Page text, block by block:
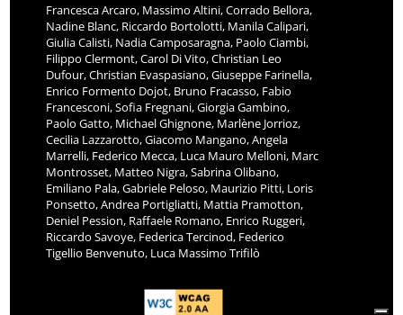
Francesca Arcaro, Massimo Altini, Corrado Bellora,
Nadine Blanc, Riccardo Bortolotti, Manila Calipari,
Giulia Calisti, Nadia Camposaragna, Paolo Ciambi,
Filippo Clermont, Carol Di Vito, Christian Leo
Dufour, Christian Evaspasiano, Giuseppe Farinella,
Enrico Formento Dojot, Bruno Fracasso, Fabio
Francesconi, Sofia Fregnani, Giorgia Gambino,
Paolo Gatto, Michael Ghignone, Marlène Jorrioz,
Cecilia Lazzarotto, Giacomo Mangano, Angela
Marrelli, Federico Mecca, Luca Mauro Melloni, Marc
Montrosset, Matteo Nigra, Sabrina Olibano,
Emiliano Pala, Gabriele Peloso, Maurizio Pitti, Loris
Ponsetto, Andrea Portigliatti, Mattia Pramotton,
Deniel Pession, Raffaele Romano, Enrico Ruggeri,
Riccardo Savoye, Federica Tercinod, Federico
Tigellio Benvenuto, Luca Massimo Trifilò